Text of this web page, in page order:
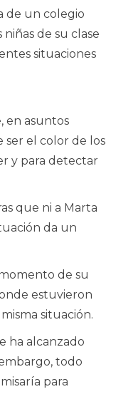
de un colegio
de su clase
situaciones
en asuntos
ser el color de los
y para detectar
que ni a Marta
da un
de su
estuvieron
situación.
ha alcanzado
todo
para